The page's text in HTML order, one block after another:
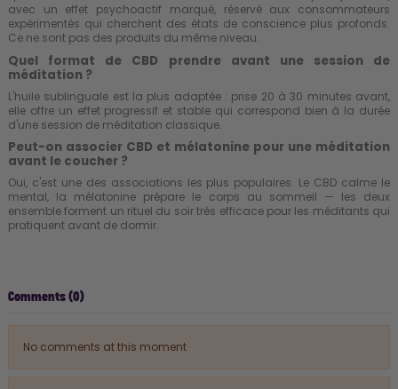
avec un effet psychoactif marqué, réservé aux consommateurs
expérimentés qui cherchent des états de conscience plus profonds.
Ce ne sont pas des produits du même niveau.
Quel format de CBD prendre avant une session de
méditation ?
L'huile sublinguale est la plus adaptée : prise 20 à 30 minutes avant,
elle offre un effet progressif et stable qui correspond bien à la durée
d'une session de méditation classique.
Peut-on associer CBD et mélatonine pour une méditation
avant le coucher ?
Oui, c'est une des associations les plus populaires. Le CBD calme le
mental, la mélatonine prépare le corps au sommeil — les deux
ensemble forment un rituel du soir très efficace pour les méditants qui
pratiquent avant de dormir.
Comments (0)
No comments at this moment